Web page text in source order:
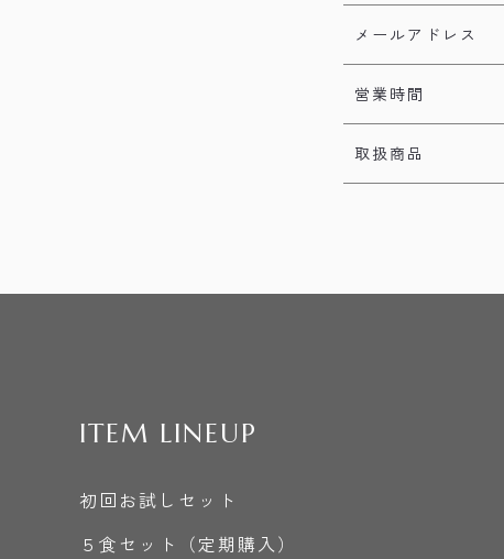
メールアドレス
営業時間
取扱商品
ITEM LINEUP
初回お試しセット
５食セット（定期購入）